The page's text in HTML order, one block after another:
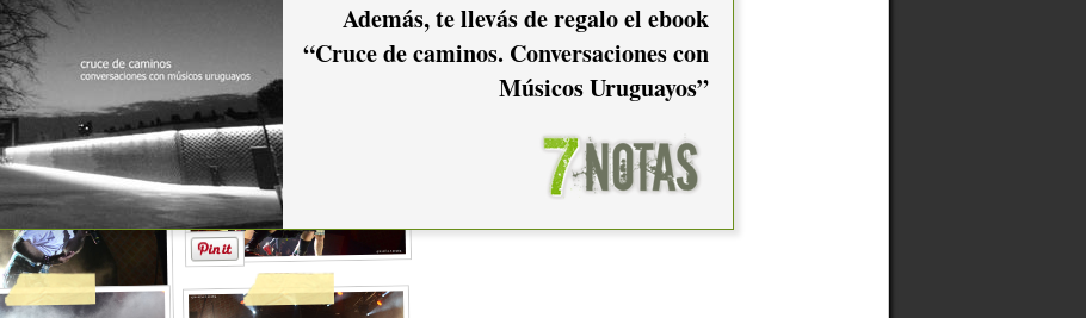
Además, te llevás de regalo el ebook
“Cruce de caminos. Conversaciones con
Músicos Uruguayos”